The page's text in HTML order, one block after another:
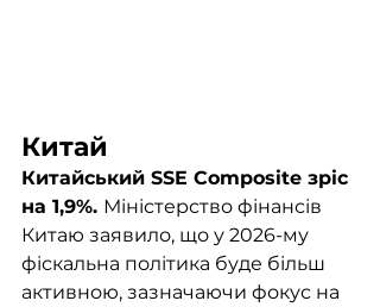
Китай
Китайський SSE Composite зріс
на 1,9%. Міністерство фінансів
Китаю заявило, що у 2026-му
фіскальна політика буде більш
активною, зазначаючи фокус на